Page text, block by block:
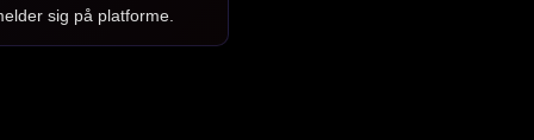
sig på platforme.